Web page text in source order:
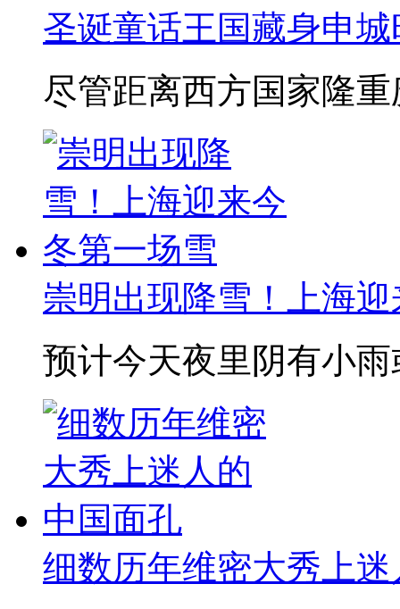
圣诞童话王国藏身申
尽管距离西方国家隆
崇明出现降雪！上海
预计今天夜里阴有小
细数历年维密大秀上